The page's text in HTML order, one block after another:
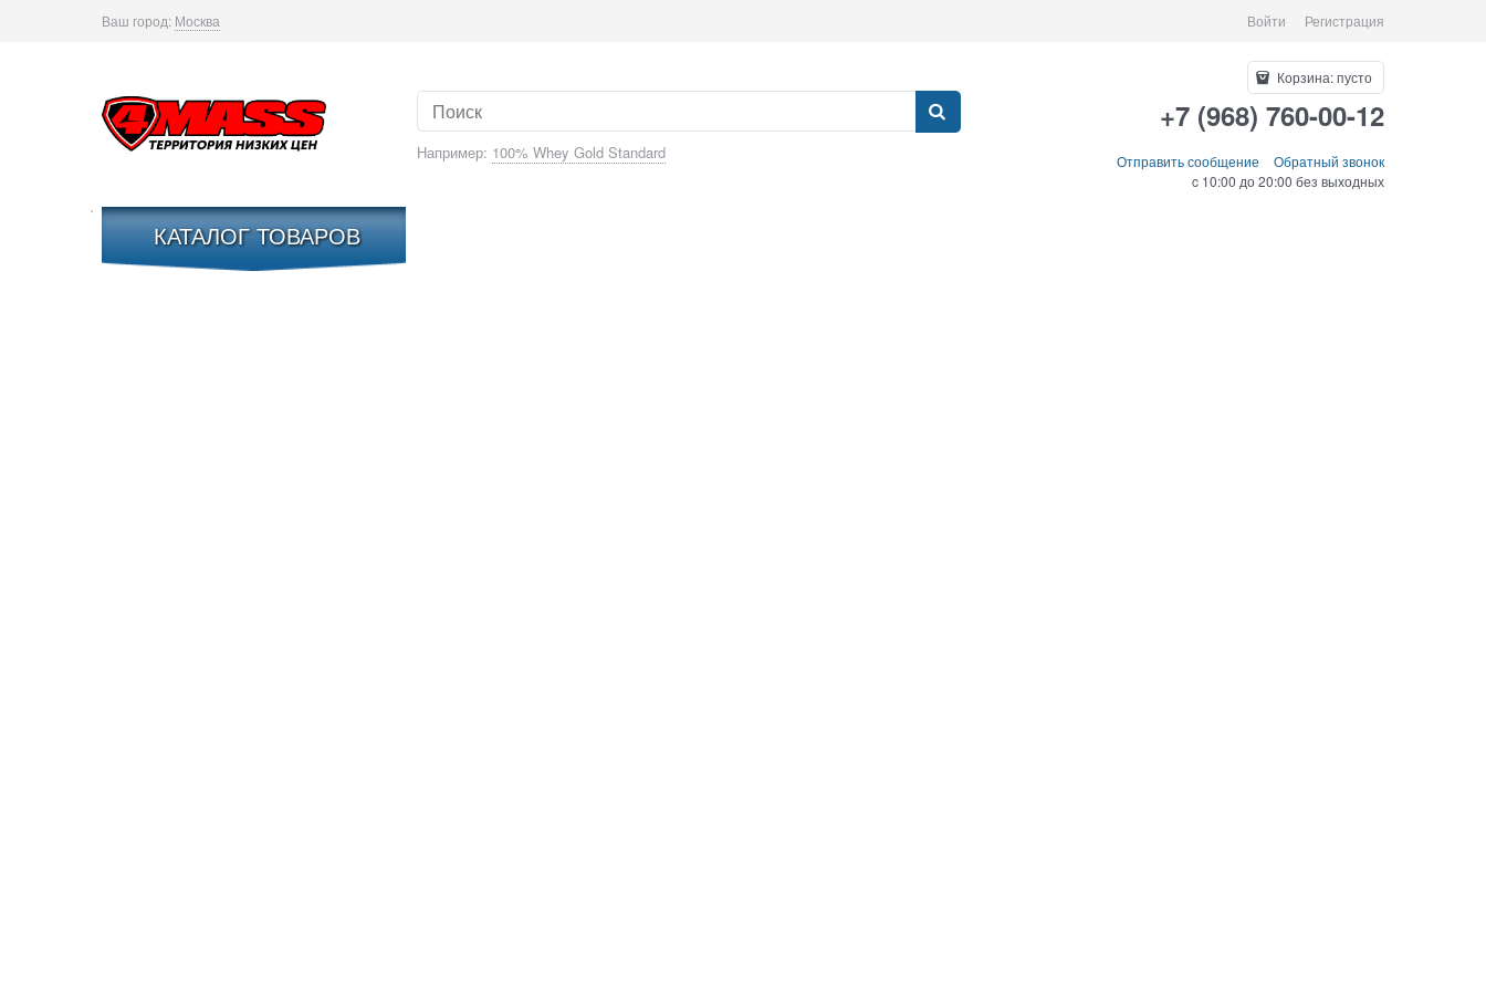
Ваш город: Москва Войти Регистрация
Например: 100% Whey Gold Standard
Корзина:пусто
+7 (968) 760-00-12
Отправить сообщение
Обратный звонок
c 10:00 до 20:00 без выходных
КАТАЛОГ ТОВАРОВ